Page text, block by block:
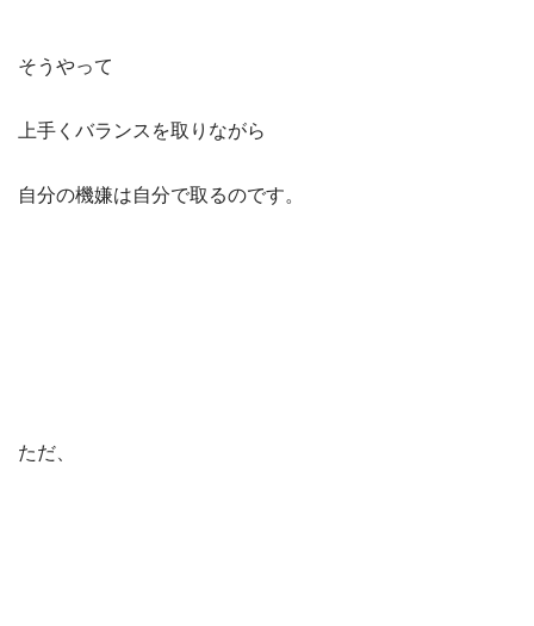
そうやって
上手くバランスを取りながら
自分の機嫌は自分で取るのです。
ただ、